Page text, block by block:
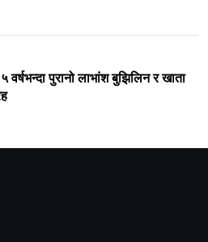
वर्षभन्दा पुरानो लाभांश बुझिलिन र खाता